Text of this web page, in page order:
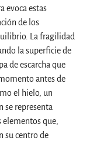
evoca estas
de los
La fragilidad
la superficie de
de escarcha que
antes de
el hielo, un
se representa
que,
su centro de